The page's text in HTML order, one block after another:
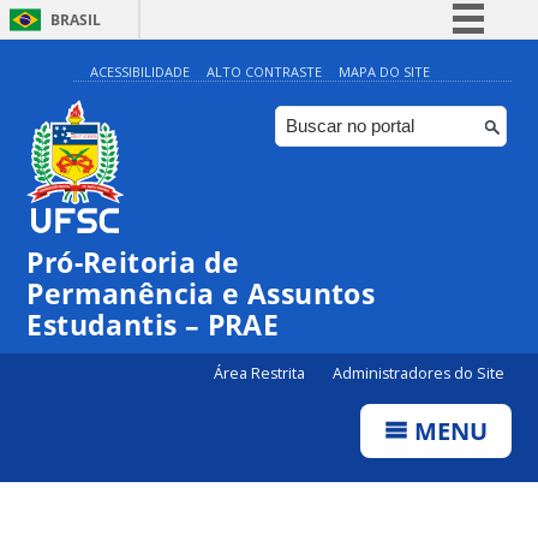
BRASIL
Simplifique!
Comunica BR
Participe
ACESSIBILIDADE ALTO CONTRASTE MAPA DO SITE
Pró-Reitoria de
Permanência e Assuntos
Estudantis – PRAE
Área Restrita Administradores do Site
MENU